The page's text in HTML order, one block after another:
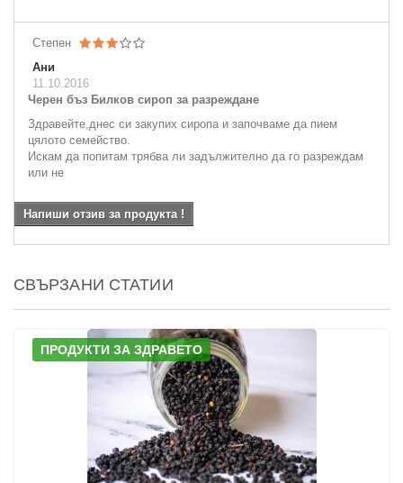
Степен
Ани
11.10.2016
Черен бъз Билков сироп за разреждане
Здравейте,днес си закупих сиропа и започваме да пием
цялото семейство.
Искам да попитам трябва ли задължително да го разреждам
или не
Напиши отзив за продукта !
СВЪРЗАНИ СТАТИИ
ПРОДУКТИ ЗА ЗДРАВЕТО